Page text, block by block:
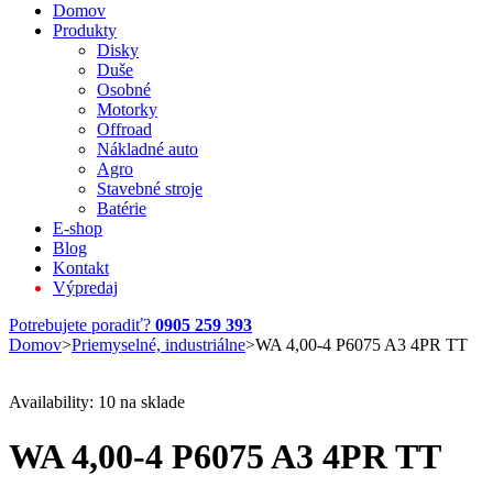
Domov
Produkty
Disky
Duše
Osobné
Motorky
Offroad
Nákladné auto
Agro
Stavebné stroje
Batérie
E-shop
Blog
Kontakt
Výpredaj
Potrebujete poradiť? 0905 259 393
Domov>Priemyselné, industriálne>WA 4,00-4 P6075 A3 4PR TT
Availability: 10 na sklade
WA 4,00-4 P6075 A3 4PR TT